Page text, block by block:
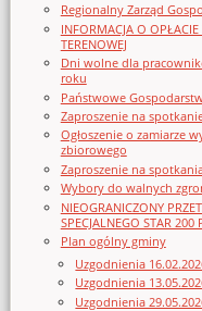
Regionalny Zarząd
INFORMACJA O OPŁACIE
TERENOWEJ
Dni wolne dla
roku
Państwowe
Zaproszenie na
Ogłoszenie o zamiarze
zbiorowego
Zaproszenie na
Wybory do walnych
NIEOGRANICZONY
SPECJALNEGO STAR 200
Plan ogólny gminy
Uzgodnienia
Uzgodnienia
Uzgodnienia